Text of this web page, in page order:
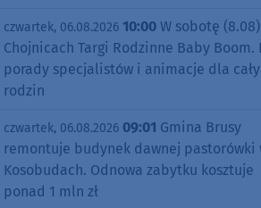
czwartek, 06.08.2026 10:00 W sobotę
Chojnicach Targi Rodzinne Baby Boom.
porady specjalistów i animacje dla
rodzin
czwartek, 06.08.2026 09:01 Gmina Brusy
remontuje budynek dawnej pastorówki
Kosobudach. Odnowa zabytku kosztuje
ponad 1 mln zł